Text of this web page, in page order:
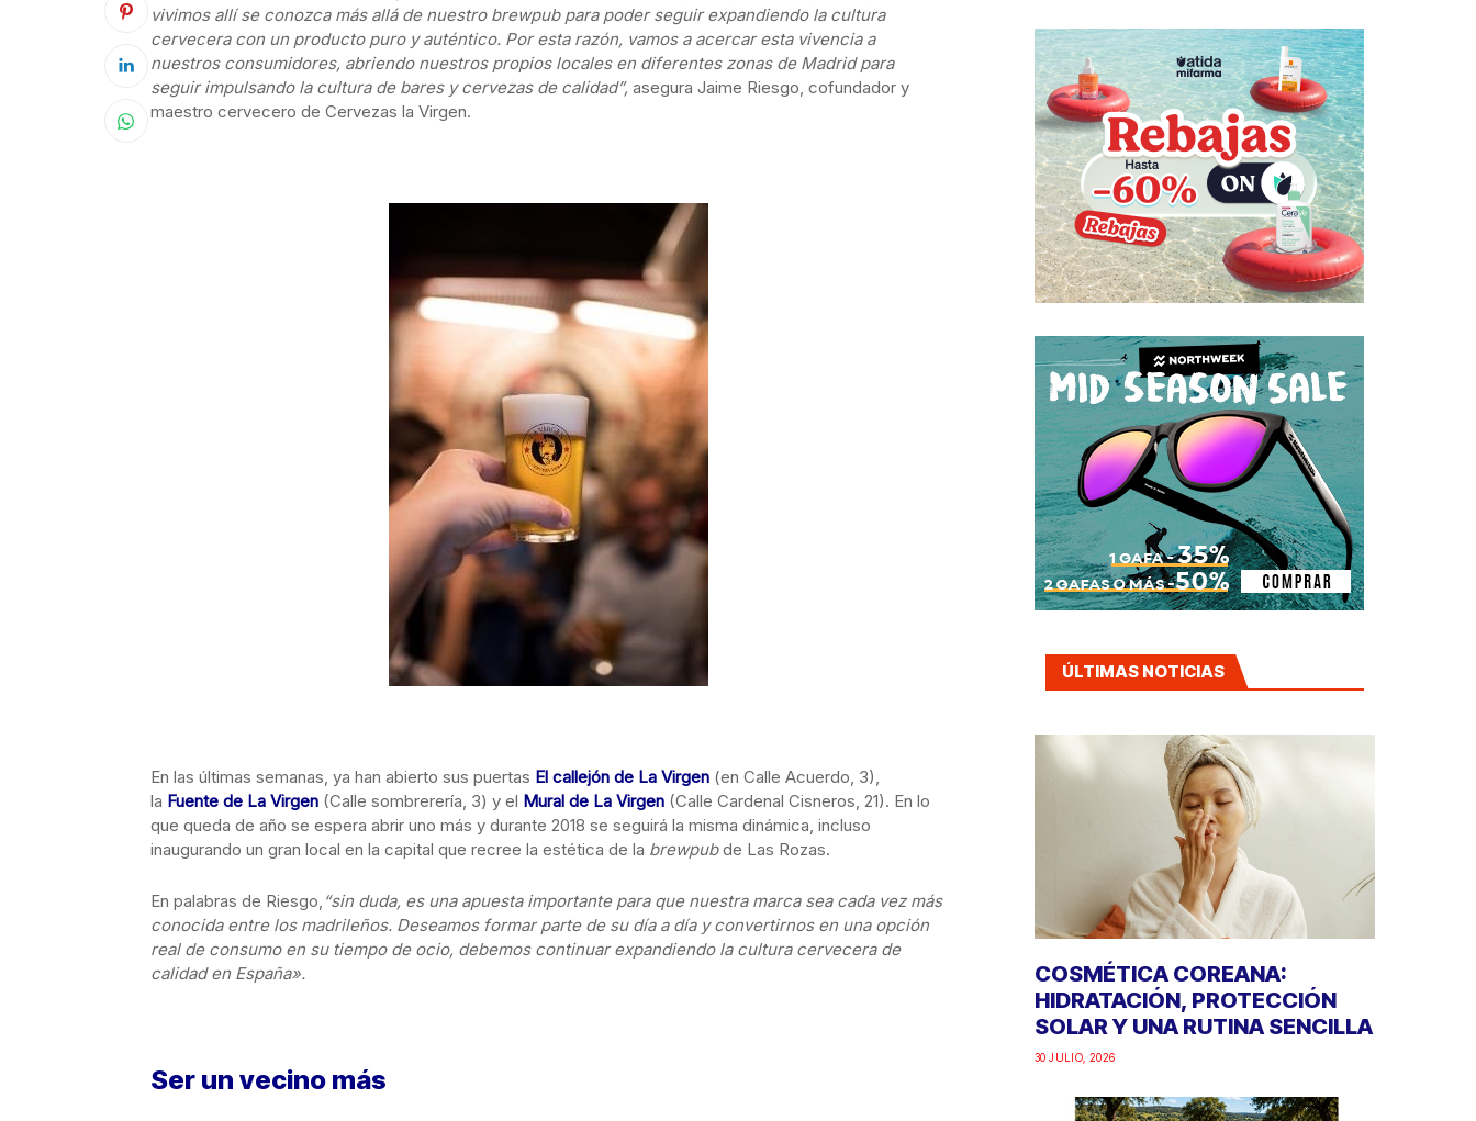
vivimos allí se conozca más allá de nuestro brewpub para poder seguir expandiendo la cultura
cervecera con un producto puro y auténtico. Por esta razón, vamos a acercar esta vivencia a
nuestros consumidores, abriendo nuestros propios locales en diferentes zonas de Madrid para
seguir impulsando la cultura de bares y cervezas de calidad”, asegura Jaime Riesgo, cofundador y
maestro cervecero de Cervezas la Virgen.
En las últimas semanas, ya han abierto sus puertas El callejón de La Virgen (en Calle Acuerdo, 3),
la Fuente de La Virgen (Calle sombrerería, 3) y el Mural de La Virgen (Calle Cardenal Cisneros, 21). En lo
que queda de año se espera abrir uno más y durante 2018 se seguirá la misma dinámica, incluso
inaugurando un gran local en la capital que recree la estética de la brewpubde Las Rozas.
En palabras de Riesgo, “sin duda, es una apuesta importante para que nuestra marca sea cada vez más
conocida entre los madrileños. Deseamos formar parte de su día a día y convertirnos en una opción
real de consumo en su tiempo de ocio, debemos continuar expandiendo la cultura cervecera de
calidad en España».
Ser un vecino más
ÚLTIMAS NOTICIAS
COSMÉTICA COREANA:
HIDRATACIÓN, PROTECCIÓN
SOLAR Y UNA RUTINA SENCILLA
30 JULIO, 2026